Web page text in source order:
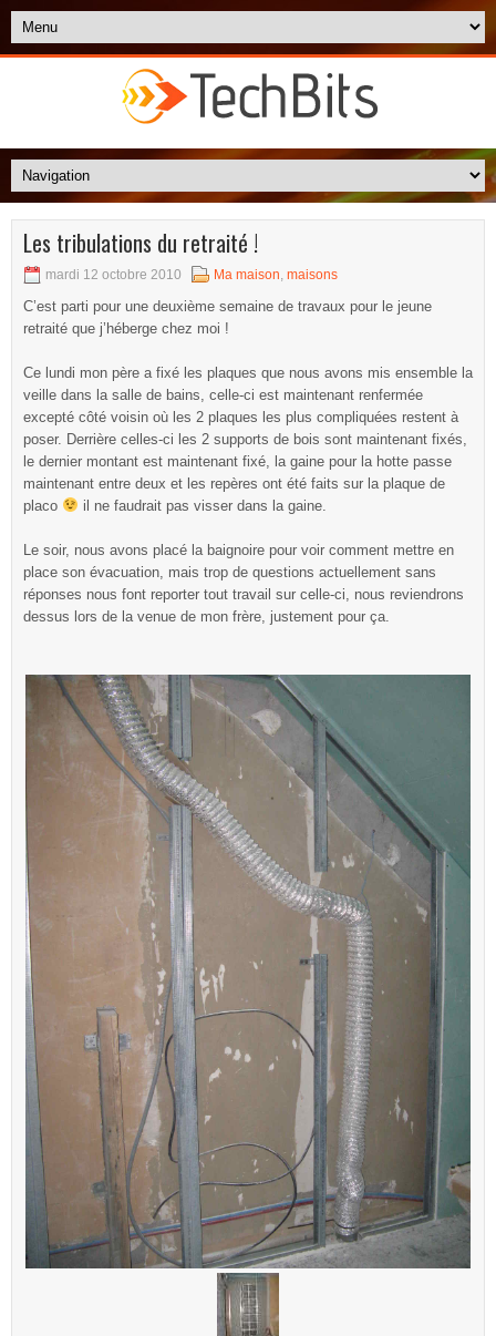
Les tribulations du retraité !
mardi 12 octobre 2010 Ma maison, maisons
C’est parti pour une deuxième semaine de travaux pour le jeune
retraité que j’héberge chez moi !
Ce lundi mon père a fixé les plaques que nous avons mis ensemble la
veille dans la salle de bains, celle-ci est maintenant renfermée
excepté côté voisin où les 2 plaques les plus compliquées restent à
poser. Derrière celles-ci les 2 supports de bois sont maintenant fixés,
le dernier montant est maintenant fixé, la gaine pour la hotte passe
maintenant entre deux et les repères ont été faits sur la plaque de
placo
il ne faudrait pas visser dans la gaine.
Le soir, nous avons placé la baignoire pour voir comment mettre en
place son évacuation, mais trop de questions actuellement sans
réponses nous font reporter tout travail sur celle-ci, nous reviendrons
dessus lors de la venue de mon frère, justement pour ça.